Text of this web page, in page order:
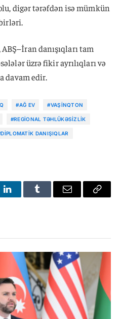
digər tərəfdən isə mümkün
danışıqları tam
üzrə fikir ayrılıqları və
davam edir.
#AĞ EV #VAŞINQTON
#REGIONAL TƏHLÜKƏSIZLIK
DANIŞIQLAR
LinkedInTumblr Email
Copy